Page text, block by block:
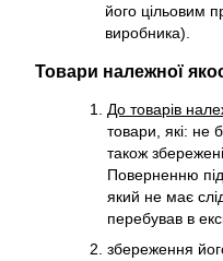
його цільовим
виробника).
Товари належної
До товарів
товари, які: не
також
Поверненню
який не має
перебував в
збереження